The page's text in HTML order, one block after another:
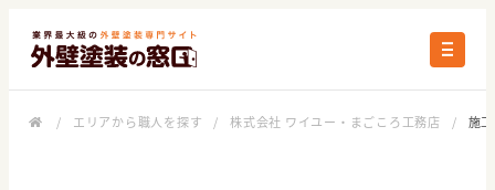
/ エリアから職人を探す / 株式会社 ワイユー・まごころ工務店 / 施